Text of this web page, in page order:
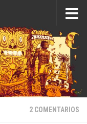
2 COMENTARIOS